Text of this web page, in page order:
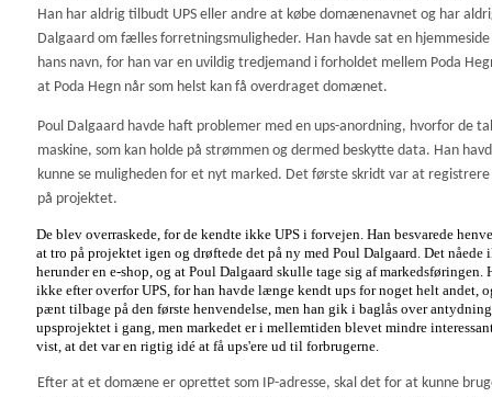
Han har aldrig tilbudt UPS eller andre at købe domænenavnet og har
Dalgaard om fælles forretningsmuligheder. Han havde sat en
hans navn, for han var en uvildig tredjemand i forholdet mellem Poda
at Poda Hegn når som helst kan få overdraget domænet.
Poul Dalgaard havde haft problemer med en ups-anordning, hvorfor de
maskine, som kan holde på strømmen og dermed beskytte data. Han
kunne se muligheden for et nyt marked. Det første skridt var at
på projektet.
De blev overraskede, for de kendte ikke UPS i forvejen. Han besvarede
at tro på projektet igen og drøftede det på ny med Poul Dalgaard. Det
herunder en e-shop, og at Poul Dalgaard skulle tage sig af
ikke efter overfor UPS, for han havde længe kendt ups for noget helt andet,
pænt tilbage på den første henvendelse, men han gik i baglås over
upsprojektet i gang, men markedet er i mellemtiden blevet mindre
vist, at det var en rigtig idé at få ups'ere ud til forbrugerne.
Efter at et domæne er oprettet som IP-adresse, skal det for at kunne